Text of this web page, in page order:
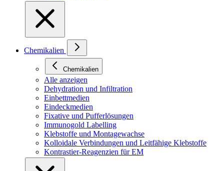
Chemikalien
Chemikalien
Alle anzeigen
Dehydration und Infiltration
Einbettmedien
Eindeckmedien
Fixative und Pufferlösungen
Immunogold Labelling
Klebstoffe und Montagewachse
Kolloidale Verbindungen und Leitfähige Klebstoffe
Kontrastier-Reagenzien für EM